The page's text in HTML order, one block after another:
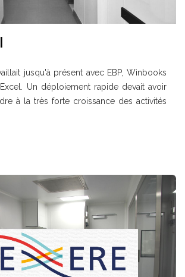
jusqu'à présent avec EBP, Winbooks
Un déploiement rapide devait avoir
à la très forte croissance des activités